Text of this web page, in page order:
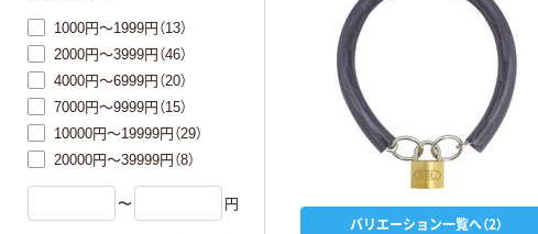
バリエーション一覧へ（2）
1000円～1999円（13）
2000円～3999円（46）
4000円～6999円（20）
7000円～9999円（15）
10000円～19999円（29）
20000円～39999円（8）
〜 円